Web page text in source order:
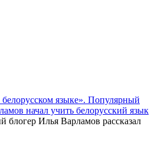
белорусском языке». Популярный
начал учить белорусский язык
блогер Илья Варламов рассказал